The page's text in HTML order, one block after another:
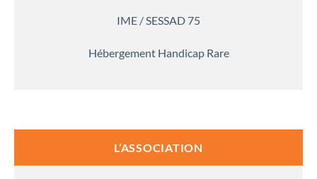
IME / SESSAD 75
Hébergement Handicap Rare
L’ASSOCIATION